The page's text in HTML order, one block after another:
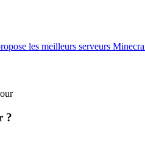
les meilleurs serveurs
?